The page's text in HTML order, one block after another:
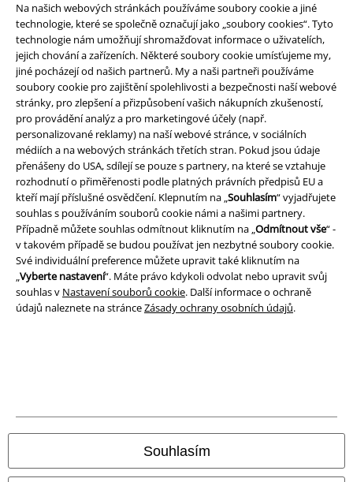
Na našich webových stránkách používáme soubory cookie a jiné
technologie, které se společně označují jako „soubory cookies“. Tyto
technologie nám umožňují shromažďovat informace o uživatelích,
jejich chování a zařízeních. Některé soubory cookie umísťujeme my,
jiné pocházejí od našich partnerů. My a naši partneři používáme
soubory cookie pro zajištění spolehlivosti a bezpečnosti naší webové
stránky, pro zlepšení a přizpůsobení vašich nákupních zkušeností,
pro provádění analýz a pro marketingové účely (např.
personalizované reklamy) na naší webové stránce, v sociálních
médiích a na webových stránkách třetích stran. Pokud jsou údaje
přenášeny do USA, sdílejí se pouze s partnery, na které se vztahuje
rozhodnutí o přiměřenosti podle platných právních předpisů EU a
kteří mají příslušné osvědčení. Klepnutím na „Souhlasím“ vyjadřujete
souhlas s používáním souborů cookie námi a našimi partnery.
Případně můžete souhlas odmítnout kliknutím na „Odmítnout vše“ -
v takovém případě se budou používat jen nezbytné soubory cookie.
Své individuální preference můžete upravit také kliknutím na
„Vyberte nastavení“. Máte právo kdykoli odvolat nebo upravit svůj
souhlas v Nastavení souborů cookie. Další informace o ochraně
údajů naleznete na stránceZásady ochrany osobních údajů.
Souhlasím
Právní informace
Podmínky
Prohlášení
Ochrana osobních údajů
Likvidace odpadu a ochrana životního prostředí
Prohlášení o shodě
Informace o přístupnosti
Nastavení souborů cookie
Naše online obchody